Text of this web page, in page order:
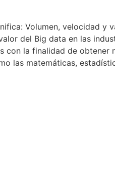
Volumen, velocidad y
del Big data en las
la finalidad de obtener
las matemáticas,